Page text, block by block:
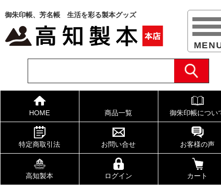
御朱印帳、芳名帳 生活を彩る製本グッズ
HOME 商品一覧 御朱印帳につい
特定商取引法 お問い合せ お客様の声
高知製本 ログイン カート